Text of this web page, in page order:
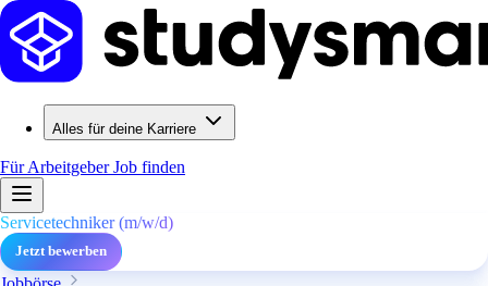
Alles für deine Karriere
Für ArbeitgeberJob finden
Servicetechniker (m/w/d)
Jetzt bewerben